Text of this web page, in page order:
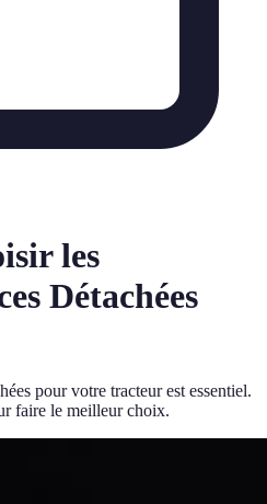
les
Détachées
pour votre tracteur est essentiel.
faire le meilleur choix.